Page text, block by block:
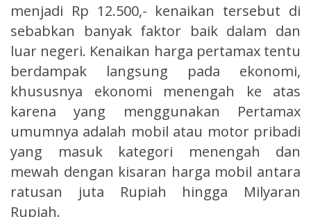
menjadi Rp 12.500,- kenaikan tersebut di
sebabkan banyak faktor baik dalam dan
luar negeri. Kenaikan harga pertamax tentu
berdampak langsung pada ekonomi,
khususnya ekonomi menengah ke atas
karena yang menggunakan Pertamax
umumnya adalah mobil atau motor pribadi
yang masuk kategori menengah dan
mewah dengan kisaran harga mobil antara
ratusan juta Rupiah hingga Milyaran
Rupiah.